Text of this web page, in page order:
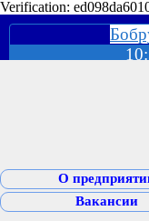
Verification:
О
Вакансии